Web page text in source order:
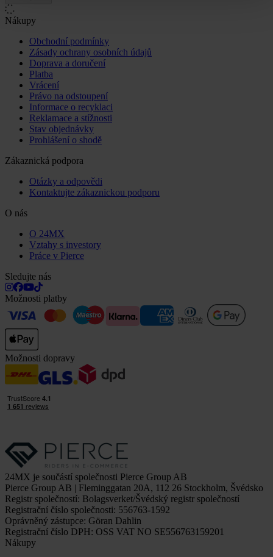
Nákupy
Obchodní podmínky
Zásady ochrany osobních údajů
Doprava a doručení
Platba
Vrácení
Právo na odstoupení
Informace o recyklaci
Reklamace a stížnosti
Stav objednávky
Prohlášení o shodě
Zákaznická podpora
Otázky a odpovědi
Kontaktujte zákaznickou podporu
O nás
O 24MX
Vztahy s investory
Práce v Pierce
Sledujte nás
Možnosti platby
Možnosti dopravy
24MX je součástí společnosti Pierce Group AB
Pierce Group AB | Fleminggatan 20A, 112 26 Stockholm, Švédsko
Registr společností: Bolagsverket/Švédský registr společností
Registrační číslo společnosti: 556763-1592
Oprávněný zástupce: Göran Dahlin
Registrační číslo DPH: OSS VAT NO SE556763159201
Nákupy